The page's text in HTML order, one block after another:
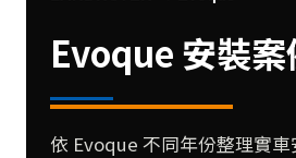
Evoque 安裝
依 Evoque 不同年份整理實車